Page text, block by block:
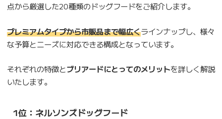
点から厳選した20種類のドッグフードをご紹介します。
プレミアムタイプから市販品まで幅広くラインナップし、様々
な予算とニーズに対応できる構成となっています。
それぞれの特徴とブリアードにとってのメリットを詳しく解説
いたします。
1位：ネルソンズドッグフード